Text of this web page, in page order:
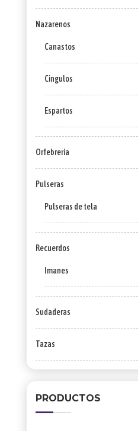
Nazarenos
Canastos
Cingulos
Espartos
Orfebrería
Pulseras
Pulseras de tela
Recuerdos
Imanes
Sudaderas
Tazas
PRODUCTOS